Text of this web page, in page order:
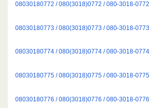
08030180772 / 080(3018)0772 / 080-3018-0772
08030180773 / 080(3018)0773 / 080-3018-0773
08030180774 / 080(3018)0774 / 080-3018-0774
08030180775 / 080(3018)0775 / 080-3018-0775
08030180776 / 080(3018)0776 / 080-3018-0776